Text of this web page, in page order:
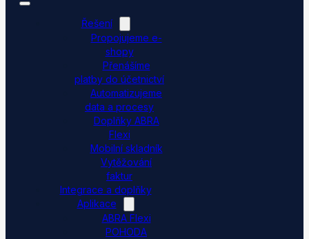
Řešení
Propojujeme e-
shopy
Přenášíme
platby do účetnictví
Automatizujeme
data a procesy
Doplňky ABRA
Flexi
Mobilní skladník
Vytěžování
faktur
Integrace a doplňky
Aplikace
ABRA Flexi
POHODA